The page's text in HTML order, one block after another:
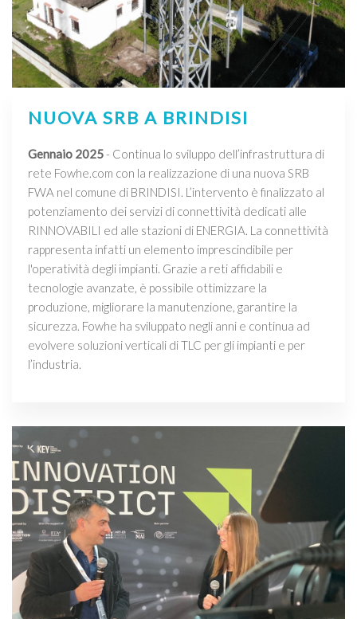
NUOVA SRB A BRINDISI
Gennaio 2025- Continua lo sviluppo dell’infrastruttura di
rete Fowhe.com con la realizzazione di una nuova SRB
FWA nel comune di BRINDISI. L’intervento è finalizzato al
potenziamento dei servizi di connettività dedicati alle
RINNOVABILI ed alle stazioni di ENERGIA. La connettività
rappresenta infatti un elemento imprescindibile per
l'operatività degli impianti. Grazie a reti affidabili e
tecnologie avanzate, è possibile ottimizzare la
produzione, migliorare la manutenzione, garantire la
sicurezza. Fowhe ha sviluppato negli anni e continua ad
evolvere soluzioni verticali di TLC per gli impianti e per
l’industria.